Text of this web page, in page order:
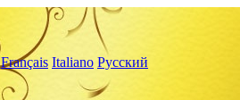
Français Italiano Русский